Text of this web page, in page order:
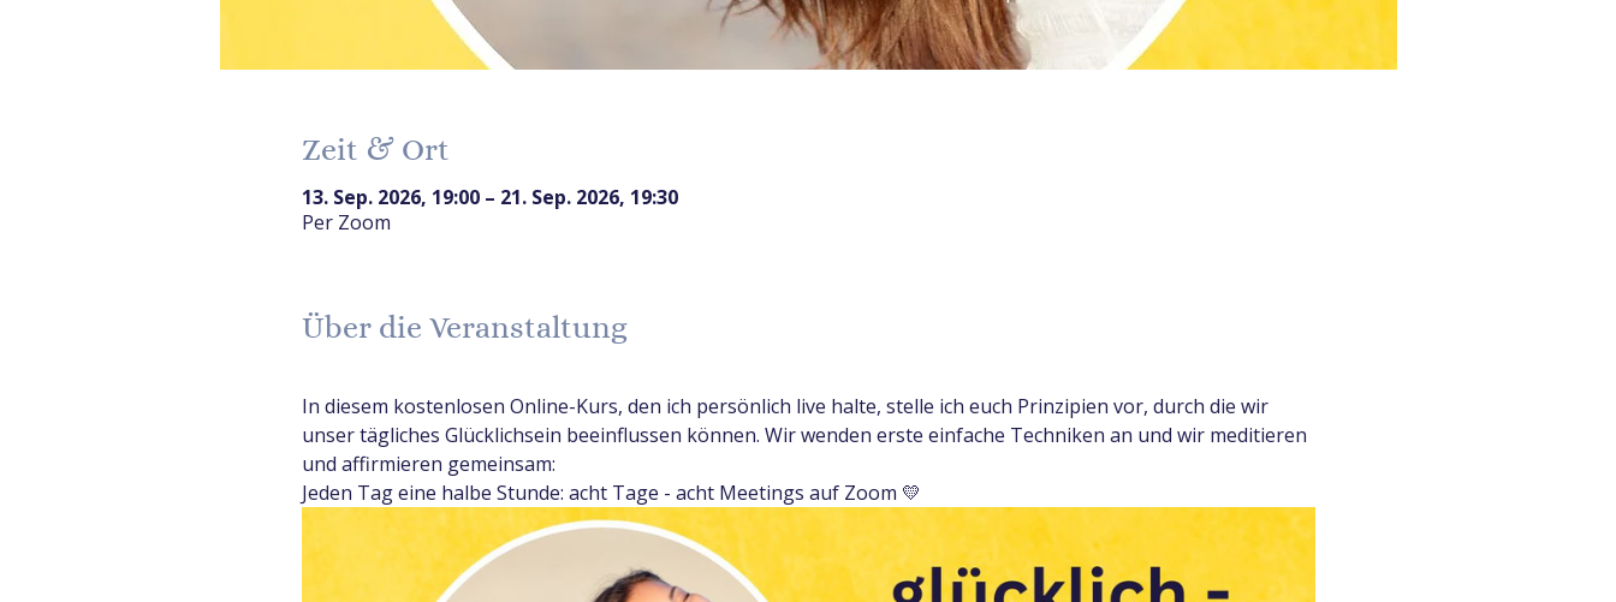
Zeit & Ort
13. Sep. 2026, 19:00 – 21. Sep. 2026, 19:30
Per Zoom
Über die Veranstaltung
In diesem kostenlosen Online-Kurs, den ich persönlich live halte, stelle ich euch Prinzipien vor, durch die wir
unser tägliches Glücklichsein beeinflussen können. Wir wenden erste einfache Techniken an und wir meditieren
und affirmieren gemeinsam:
Jeden Tag eine halbe Stunde: acht Tage - acht Meetings auf Zoom 💛